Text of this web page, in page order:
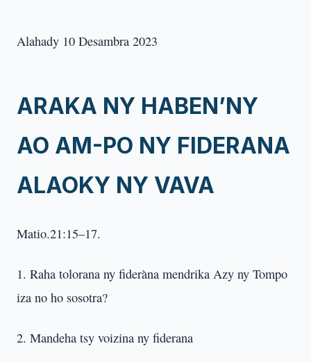
Alahady 10 Desambra 2023
ARAKA NY HABEN’NY
AO AM-PO NY FIDERANA
ALAOKY NY VAVA
Matio.21:15–17.
1. Raha tolorana ny fideràna mendrika Azy ny Tompo
iza no ho sosotra?
2. Mandeha tsy voizina ny fiderana